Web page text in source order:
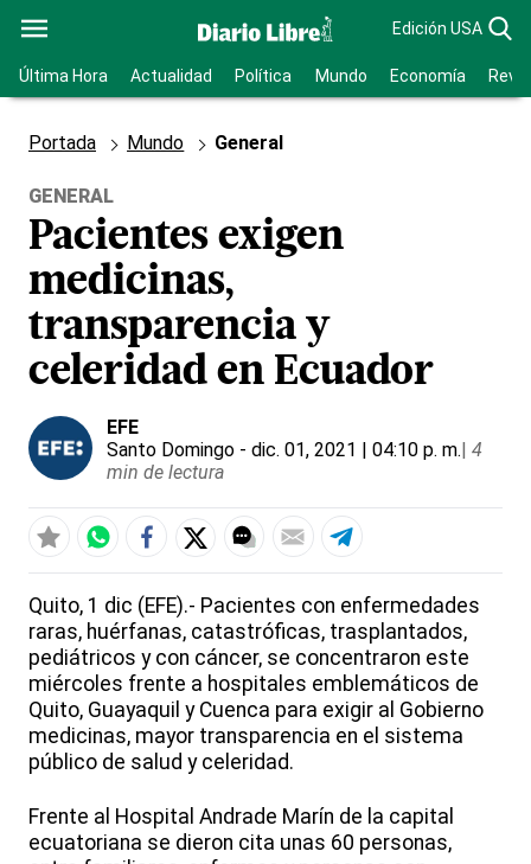
Edición USA
Última Hora Actualidad Política Mundo Economía
Portada Mundo General
GENERAL
Pacientes exigen
medicinas,
transparencia y
celeridad en Ecuador
EFE
Santo Domingo - dic. 01, 2021 | 04:10 p. m.| 4
min de lectura
Quito, 1 dic (EFE).- Pacientes con enfermedades
raras, huérfanas, catastróficas, trasplantados,
pediátricos y con cáncer, se concentraron este
miércoles frente a hospitales emblemáticos de
Quito, Guayaquil y Cuenca para exigir al Gobierno
medicinas, mayor transparencia en el sistema
público de salud y celeridad.
Frente al Hospital Andrade Marín de la capital
ecuatoriana se dieron cita unas 60 personas,